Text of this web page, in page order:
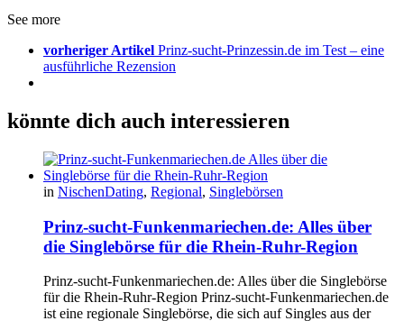
See more
vorheriger Artikel Prinz-sucht-Prinzessin.de im Test – eine
ausführliche Rezension
könnte dich auch interessieren
in NischenDating, Regional, Singlebörsen
Prinz-sucht-Funkenmariechen.de: Alles über
die Singlebörse für die Rhein-Ruhr-Region
Prinz-sucht-Funkenmariechen.de: Alles über die Singlebörse
für die Rhein-Ruhr-Region Prinz-sucht-Funkenmariechen.de
ist eine regionale Singlebörse, die sich auf Singles aus der